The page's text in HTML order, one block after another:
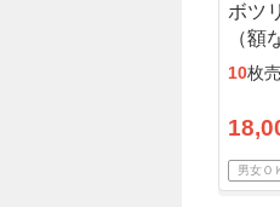
ボツ
（
来院
10枚
男女Ｏ